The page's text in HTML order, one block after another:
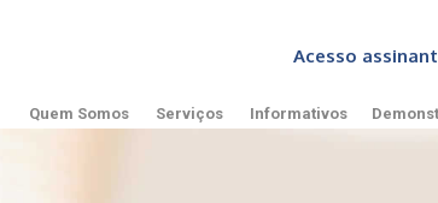
Acesso
Quem Somos Serviços Informativos